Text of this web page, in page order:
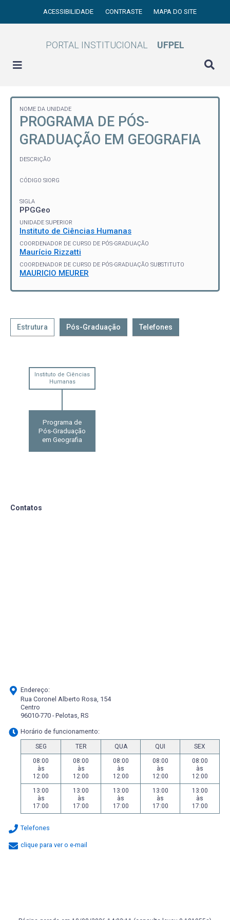
ACESSIBILIDADE CONTRASTE MAPA DO SITE
PORTAL INSTITUCIONAL UFPEL
NOME DA UNIDADE
PROGRAMA DE PÓS-
GRADUAÇÃO EM GEOGRAFIA
DESCRIÇÃO
CÓDIGO SIORG
SIGLA
PPGGeo
UNIDADE SUPERIOR
Instituto de Ciências Humanas
COORDENADOR DE CURSO DE PÓS-GRADUAÇÃO
Maurício Rizzatti
COORDENADOR DE CURSO DE PÓS-GRADUAÇÃO SUBSTITUTO
MAURICIO MEURER
Estrutura Pós-Graduação Telefones
Instituto de Ciências
Humanas
Programa de
Pós-Graduação
em Geografia
Contatos
Endereço:
Rua Coronel Alberto Rosa, 154
Centro
96010-770 - Pelotas, RS
Horário de funcionamento:
SEG TER QUA QUI
SEX
08:00
às
12:00
08:00
às
12:00
08:00
às
12:00
08:00
às
12:00
08:00
às
12:00
13:00
às
17:00
13:00
às
17:00
13:00
às
17:00
13:00
às
17:00
13:00
às
17:00
Telefones
clique para ver o e-mail